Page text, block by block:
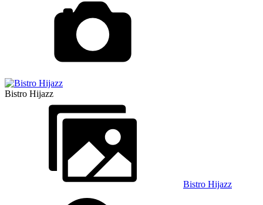
Bistro Hijazz
Bistro Hijazz